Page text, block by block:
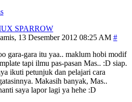
SPARROW
13 Desember 2012 08:25 AM
gara-gara itu yaa.. maklum hobi modif
tapi ilmu pas-pasan Mas.. :D siap.
ikuti petunjuk dan pelajari cara
Makasih banyak, Mas..
saya lapor lagi ya hehe :D